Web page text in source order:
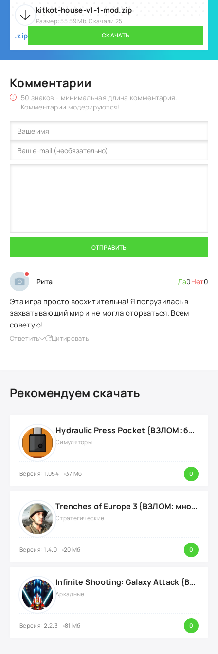
kitkot-house-v1-1-mod.zip
Размер: 55.59 Mb, Скачали 25
.zip СКАЧАТЬ
Комментарии
50 знаков - минимальная длина комментария.
Комментарии модерируются!
ОТПРАВИТЬ
Рита Да0Нет0
Эта игра просто восхитительна! Я погрузилась в
захватывающий мир и не могла оторваться. Всем
советую!
Ответить Цитировать
Рекомендуем скачать
Hydraulic Press Pocket {ВЗЛОМ: бесконечные деньги}
Симуляторы
Версия: 1.054 37 Мб 0
Trenches of Europe 3 {ВЗЛОМ: много денег}
Стратегические
Версия: 1.4.0 20 Мб 0
Infinite Shooting: Galaxy Attack {ВЗЛОМ: Бесплатные Покупки}
Аркадные
Версия: 2.2.3 81 Мб 0